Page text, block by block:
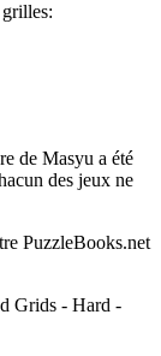
de Masyu a été
des jeux ne
PuzzleBooks.net
Grids - Hard -